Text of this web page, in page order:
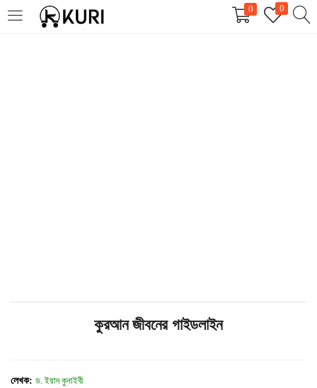
0
0
LOGIN
REGISTER
কুরআন জীবনের গাইডলাইন
লেখক: ড. ইয়াদ কুনাইবী